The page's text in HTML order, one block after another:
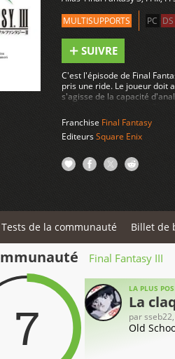
MULTISUPPORTS
PC DS
SUIVRE
C'est l'épisode de Final
pris une ride. Le joueur doit
s'agisse de la capacité
retrouver. Alors, rejoignez
Final Fantasy
Franchise Final Fantasy
EditeursSquare Enix
Tests de la communauté Billet de
Final Fantasy III
7
LA PLUS
La
parsseb22
Old